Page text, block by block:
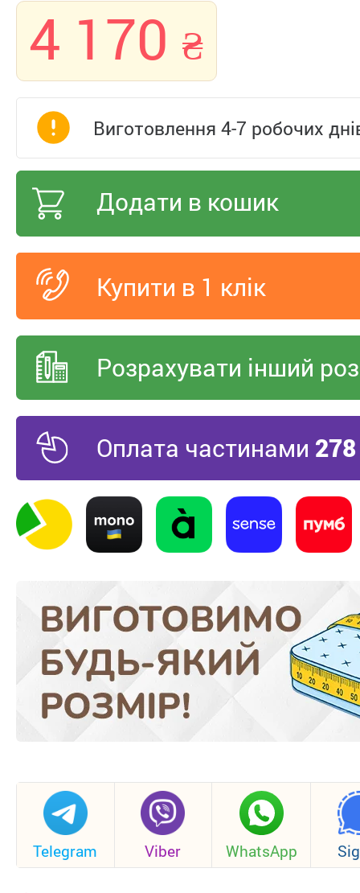
4 170
Виготовлення 4-7 робочих
Додати в кошик
Купити в 1 клік
Розрахувати інший
Оплата частинами
Telegram Viber WhatsApp
Вкажіть свій телефон
передзвону
Зручний спосіб зворотного зв'язку
Чекаю дзвінка!